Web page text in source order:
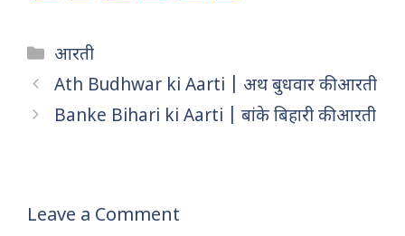
c
e
b
o
e
r
s
A
p
re
st
di
t
e
Categories
आरती
Ath Budhwar ki Aarti | अथ बुधवार की आरती
Banke Bihari ki Aarti | बांके बिहारी की आरती
Leave a Comment